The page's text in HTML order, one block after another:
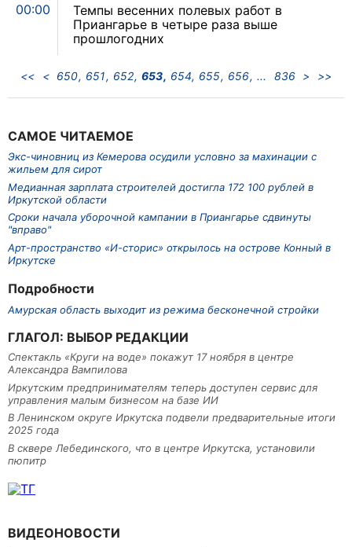
САМОЕ ЧИТАЕМОЕ
Экс-чиновниц из Кемерова осудили условно за махинации с
жильем для сирот
Медианная зарплата строителей достигла 172 100 рублей в
Иркутской области
Сроки начала уборочной кампании в Приангарье сдвинуты
"вправо"
Арт-пространство «И-сторис» открылось на острове Конный в
Иркутске
Подробности
Амурская область выходит из режима бесконечной стройки
ГЛАГОЛ: ВЫБОР РЕДАКЦИИ
Спектакль «Круги на воде» покажут 17 ноября в центре
Александра Вампилова
Иркутским предпринимателям теперь доступен сервис для
управления малым бизнесом на базе ИИ
В Ленинском округе Иркутска подвели предварительные итоги
2025 года
В сквере Лебединского, что в центре Иркутска, установили
пюпитр
00:00
Темпы весенних полевых работ в
Приангарье в четыре раза выше
прошлогодних
<< < 650 651 652 653 654 655 656 836 > >>
ВИДЕОНОВОСТИ